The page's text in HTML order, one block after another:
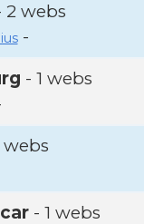
2 webs
-
- 1 webs
webs
- 1 webs